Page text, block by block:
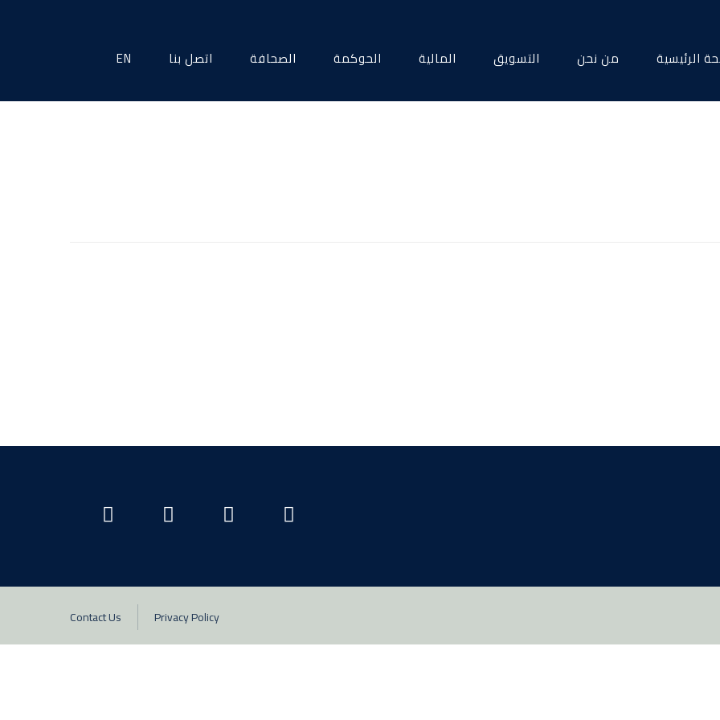
الرئيسية من نحن التسويق المالية الحوكمة الصحافة اتصل بنا EN
Contact Us Privacy Policy